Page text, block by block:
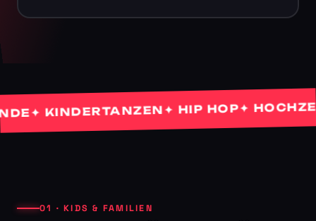
KINDERTANZEN✦ HIP HOP ✦
01 · KIDS & FAMILIEN